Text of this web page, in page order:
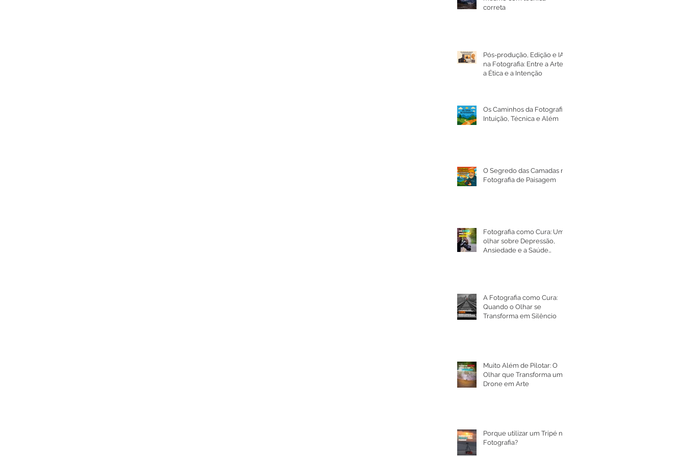
correta
Pós-produção, Edição e IA
na Fotografia: Entre a Arte,
a Ética e a Intenção
Os Caminhos da Fotografia:
Intuição, Técnica e Além
O Segredo das Camadas na
Fotografia de Paisagem
Fotografia como Cura: Um
olhar sobre Depressão,
Ansiedade e a Saúde
A Fotografia como Cura:
Quando o Olhar se
Transforma em Silêncio
Muito Além de Pilotar: O
Olhar que Transforma um
Drone em Arte
Porque utilizar um Tripé na
Fotografia?